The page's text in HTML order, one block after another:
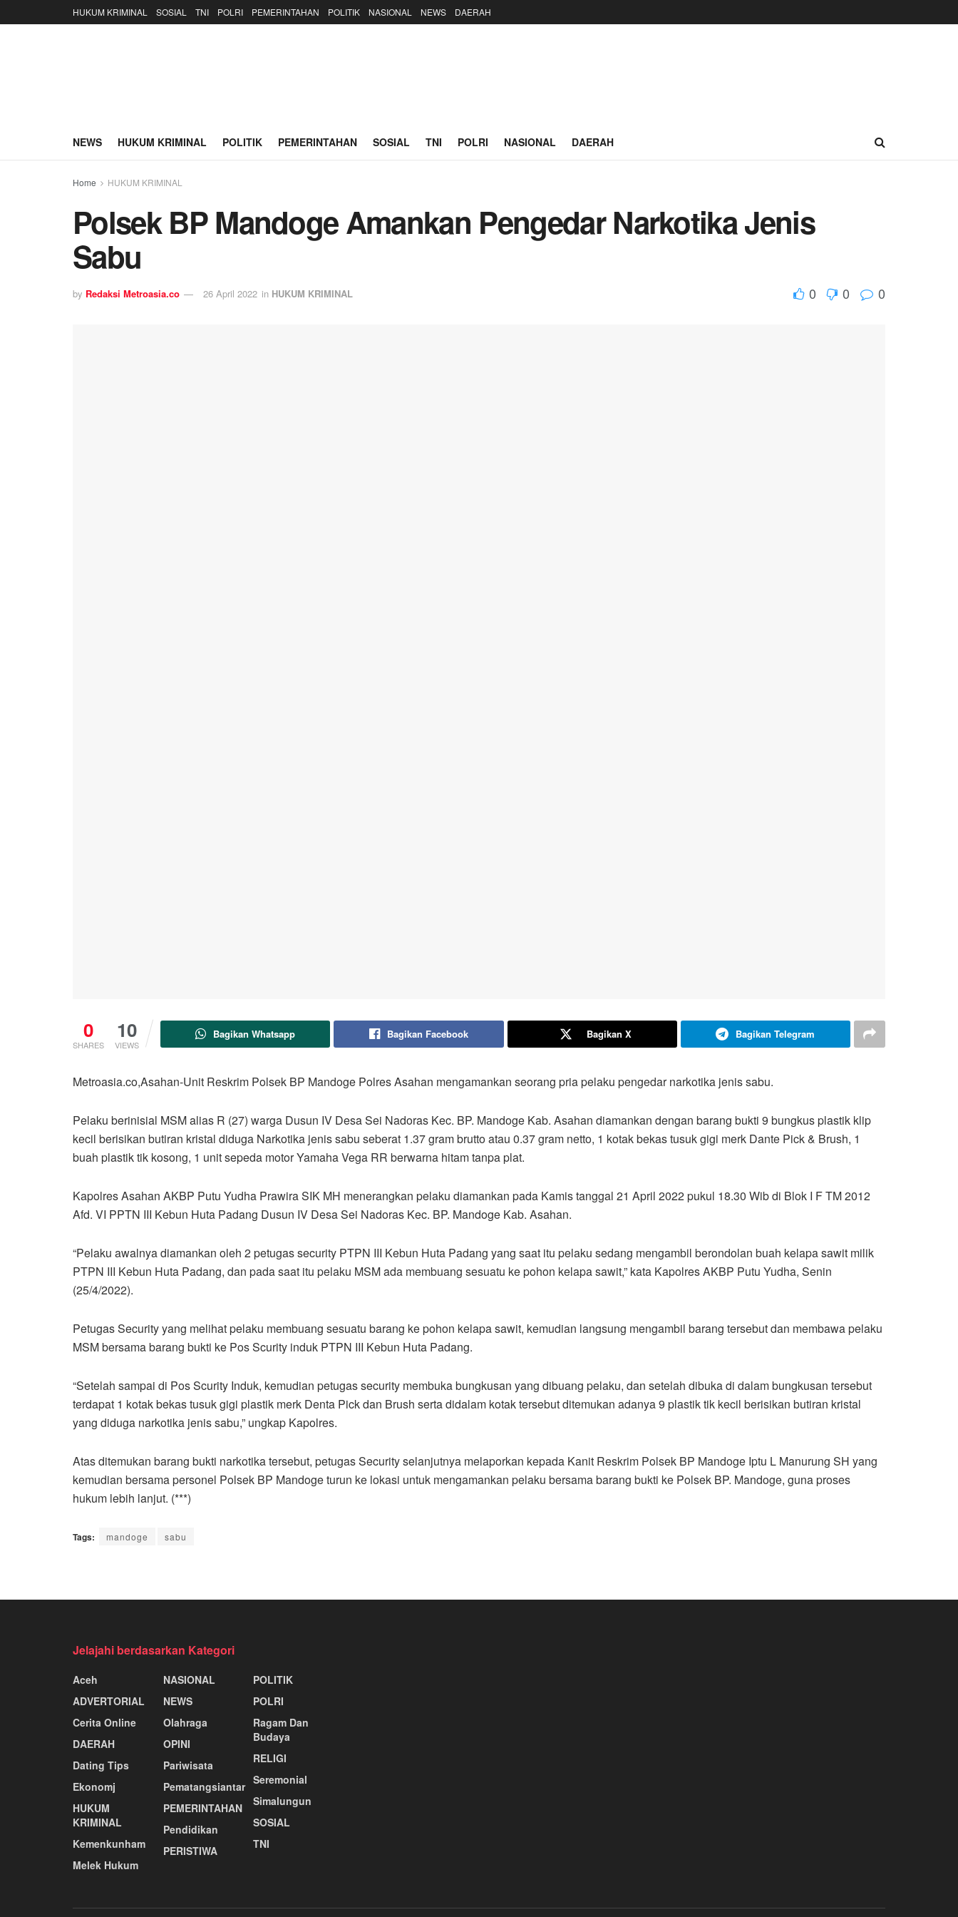
HUKUM KRIMINAL SOSIAL TNI POLRI PEMERINTAHAN POLITIK NASIONAL NEWS DAERAH
NEWS HUKUM KRIMINAL POLITIK PEMERINTAHAN SOSIAL TNI POLRI NASIONAL DAERAH
Home HUKUM KRIMINAL
Polsek BP Mandoge Amankan Pengedar Narkotika Jenis
Sabu
by Redaksi Metroasia.co 26 April 2022 in HUKUM KRIMINAL 0 0 0
0
SHARES
10
VIEWS
Bagikan Whatsapp Bagikan Facebook Bagikan X Bagikan Telegram
Metroasia.co,Asahan-Unit Reskrim Polsek BP Mandoge Polres Asahan mengamankan seorang pria pelaku pengedar narkotika jenis sabu.
Pelaku berinisial MSM alias R (27) warga Dusun IV Desa Sei Nadoras Kec. BP. Mandoge Kab. Asahan diamankan dengan barang bukti 9 bungkus plastik klip
kecil berisikan butiran kristal diduga Narkotika jenis sabu seberat 1.37 gram brutto atau 0.37 gram netto, 1 kotak bekas tusuk gigi merk Dante Pick & Brush, 1
buah plastik tik kosong, 1 unit sepeda motor Yamaha Vega RR berwarna hitam tanpa plat.
Kapolres Asahan AKBP Putu Yudha Prawira SIK MH menerangkan pelaku diamankan pada Kamis tanggal 21 April 2022 pukul 18.30 Wib di Blok I F TM 2012
Afd. VI PPTN III Kebun Huta Padang Dusun IV Desa Sei Nadoras Kec. BP. Mandoge Kab. Asahan.
“Pelaku awalnya diamankan oleh 2 petugas security PTPN III Kebun Huta Padang yang saat itu pelaku sedang mengambil berondolan buah kelapa sawit milik
PTPN III Kebun Huta Padang, dan pada saat itu pelaku MSM ada membuang sesuatu ke pohon kelapa sawit,” kata Kapolres AKBP Putu Yudha, Senin
(25/4/2022).
Petugas Security yang melihat pelaku membuang sesuatu barang ke pohon kelapa sawit, kemudian langsung mengambil barang tersebut dan membawa pelaku
MSM bersama barang bukti ke Pos Scurity induk PTPN III Kebun Huta Padang.
“Setelah sampai di Pos Scurity Induk, kemudian petugas security membuka bungkusan yang dibuang pelaku, dan setelah dibuka di dalam bungkusan tersebut
terdapat 1 kotak bekas tusuk gigi plastik merk Denta Pick dan Brush serta didalam kotak tersebut ditemukan adanya 9 plastik tik kecil berisikan butiran kristal
yang diduga narkotika jenis sabu,” ungkap Kapolres.
Atas ditemukan barang bukti narkotika tersebut, petugas Security selanjutnya melaporkan kepada Kanit Reskrim Polsek BP Mandoge Iptu L Manurung SH yang
kemudian bersama personel Polsek BP Mandoge turun ke lokasi untuk mengamankan pelaku bersama barang bukti ke Polsek BP. Mandoge, guna proses
hukum lebih lanjut. (***)
Tags: mandoge sabu
Jelajahi berdasarkan Kategori
Aceh
ADVERTORIAL
Cerita Online
DAERAH
Dating Tips
Ekonomj
HUKUM
KRIMINAL
Kemenkunham
Melek Hukum
NASIONAL
NEWS
Olahraga
OPINI
Pariwisata
Pematangsiantar
PEMERINTAHAN
Pendidikan
PERISTIWA
POLITIK
POLRI
Ragam Dan
Budaya
RELIGI
Seremonial
Simalungun
SOSIAL
TNI